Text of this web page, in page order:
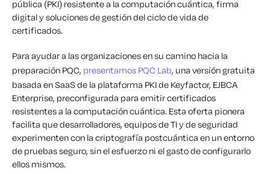
pública (PKI) resistente a la computación cuántica, firma
digital y soluciones de gestión del ciclo de vida de
certificados.
Para ayudar a las organizaciones en su camino hacia la
preparación PQC, presentamos PQC Lab, una versión gratuita
basada en SaaS de la plataforma PKI de Keyfactor, EJBCA
Enterprise, preconfigurada para emitir certificados
resistentes a la computación cuántica. Esta oferta pionera
facilita que desarrolladores, equipos de TI y de seguridad
experimenten con la criptografía postcuántica en un entorno
de pruebas seguro, sin el esfuerzo ni el gasto de configurarlo
ellos mismos.